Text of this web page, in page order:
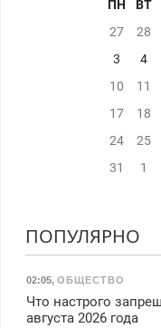
ПН ВТ
27
28
3
4
10
11
17
18
24
25
31
1
ПОПУЛЯРНО
02:05, ОБЩЕСТВО
Что настрого
августа 2026 года